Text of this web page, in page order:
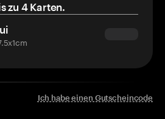
zu 4 Karten.
Ich habe einen Gutscheincode